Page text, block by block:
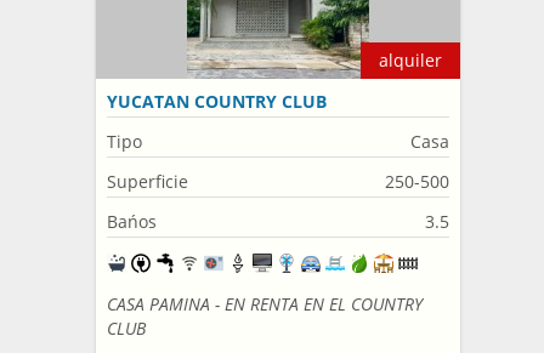
alquiler
YUCATAN COUNTRY CLUB
Tipo
Casa
Superficie
250-500
Bańos
3.5
CASA PAMINA - EN RENTA EN EL COUNTRY
CLUB